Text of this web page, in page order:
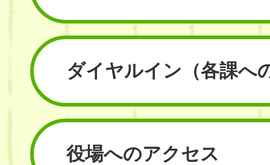
ダイヤルイン （各課へ
役場へのアクセス